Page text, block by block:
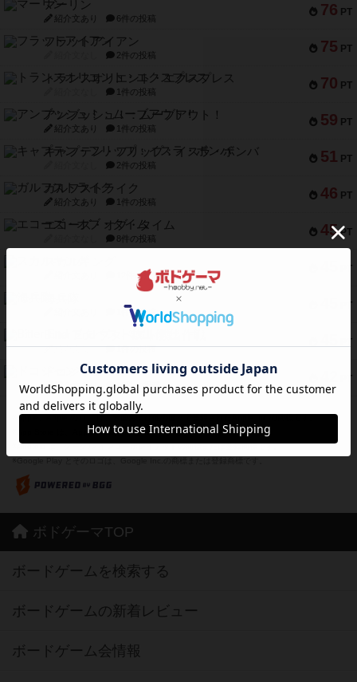
76 PT
マーリン
紹介文あり 6件の投稿
75 PT
フラットアイアン
2件の投稿
70 PT
トランスオリエント・エクスプレス
1件の投稿
59 PT
アンブッシュ！：ムーブアウト！
紹介文あり 1件の投稿
51 PT
キャプテン・フリップ：イスラ・ボンバ
2件の投稿
46 PT
ガルフストライク
紹介文あり 1件の投稿
45 PT
エコーズ・オブ・タイム
8件の投稿
PT
12件の投稿
PT
1件の投稿
PT
紹介文なし 1件の投稿
PT
ドコジャン
紹介文あり 10件の投稿
※Apple、Apple のロゴ は、米国および他の国々で登録されたApple Inc.の商標です。
※App Store は、Apple Inc.のサービスマークです。
※Android は、グーグル インコーポレイテッドの商標または登録商標です。
ボドゲーマTOP
ボードゲームを検索する
ボードゲームの新着レビュー
ボードゲーム会情報